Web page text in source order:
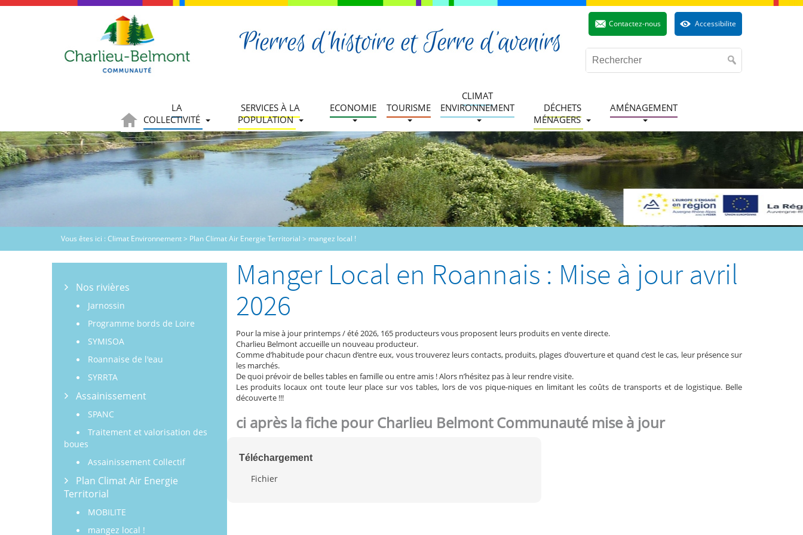
Contactez-nous Accessibilite
LA
COLLECTIVITÉ
SERVICES À LA
POPULATION
ECONOMIE TOURISME
CLIMAT
ENVIRONNEMENT
DÉCHETS
MÉNAGERS
AMÉNAGEMENT
Vous êtes ici : Climat Environnement> Plan Climat Air Energie Territorial > mangez local !
Nos rivières
Jarnossin
Programme bords de Loire
SYMISOA
Roannaise de l'eau
SYRRTA
Assainissement
SPANC
Traitement et valorisation des
boues
Assainissement Collectif
Plan Climat Air Energie
Territorial
MOBILITE
mangez local !
Manger Local en Roannais : Mise à jour avril
2026
Pour la mise à jour printemps / été 2026, 165 producteurs vous proposent leurs produits en vente directe.
Charlieu Belmont accueille un nouveau producteur.
Comme d’habitude pour chacun d’entre eux, vous trouverez leurs contacts, produits, plages d’ouverture et quand c’est le cas, leur présence sur
les marchés.
De quoi prévoir de belles tables en famille ou entre amis ! Alors n’hésitez pas à leur rendre visite.
Les produits locaux ont toute leur place sur vos tables, lors de vos pique-niques en limitant les coûts de transports et de logistique. Belle
découverte !!!
ci après la fiche pour Charlieu Belmont Communauté mise à jour
Téléchargement
Fichier